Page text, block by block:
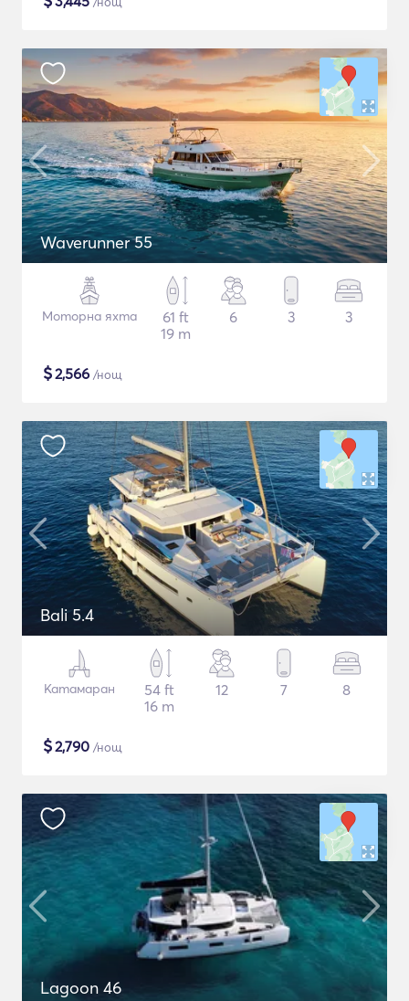
Waverunner 55
Моторна яхта
61 ft
19 m
6 3 3
$2,566 /нощ
Bali 5.4
Катамаран
54 ft
16 m
12 7 8
$2,790 /нощ
Lagoon 46